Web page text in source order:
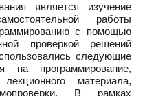
является изучение
работы
с помощью
проверкой решений
следующие
на программирование,
лекционного материала,
В рамках